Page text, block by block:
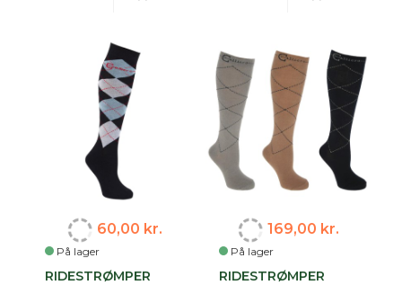
På lager
60,00 kr.
RIDESTRØMPER
På lager
169,00 kr.
RIDESTRØMPER